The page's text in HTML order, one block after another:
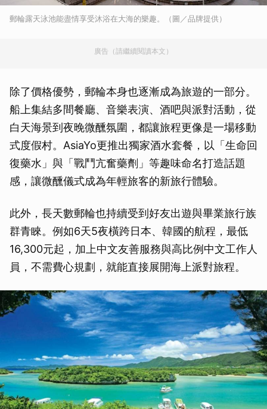
郵輪露天泳池能盡情享受沐浴在大海的樂趣。（圖／品牌提供）
廣告（請繼續閱讀本文）
除了價格優勢，郵輪本身也逐漸成為旅遊的一部分。
船上集結多間餐廳、音樂表演、酒吧與派對活動，從
白天海景到夜晚微醺氛圍，都讓旅程更像是一場移動
式度假村。AsiaYo更推出獨家酒水套餐，以「生命回
復藥水」與「戰鬥亢奮藥劑」等趣味命名打造話題
感，讓微醺儀式成為年輕旅客的新旅行體驗。
此外，長天數郵輪也持續受到好友出遊與畢業旅行族
群青睞。例如6天5夜橫跨日本、韓國的航程，最低
16,300元起，加上中文友善服務與高比例中文工作人
員，不需費心規劃，就能直接展開海上派對旅程。